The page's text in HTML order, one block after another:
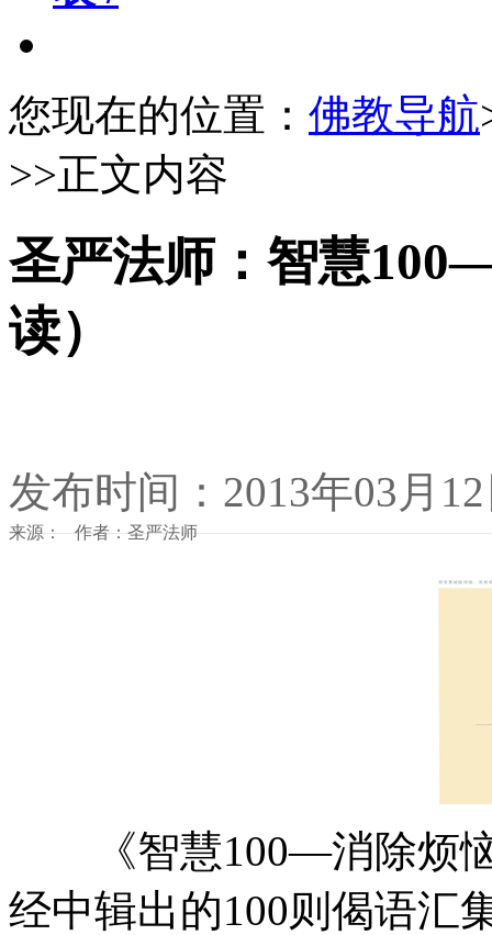
您现在的位置： 佛教导航
>>正文内容
圣严法师：智慧
读）
发布时间：2013年03月
来源： 作者：圣严法师
《智慧100—消除烦恼
经中辑出的100则偈语汇